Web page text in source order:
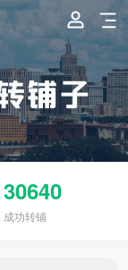
30640
成功转铺